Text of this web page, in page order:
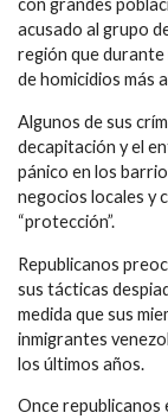
con grandes
acusado al grupo
región que durante
de homicidios más
Algunos de sus
decapitación y el
pánico en los
negocios locales y
“protección”.
Republicanos
sus tácticas
medida que sus
inmigrantes
los últimos años.
Once republicanos